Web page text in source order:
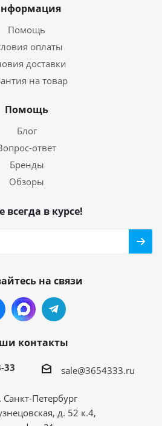
Помощь
оплаты
доставки
на товар
Помощь
Блог
ответ
Бренды
Обзоры
всегда в курсе!
на связи
контакты
33 sale@3654333.ru
Санкт-Петербург
д. 52 к.4,